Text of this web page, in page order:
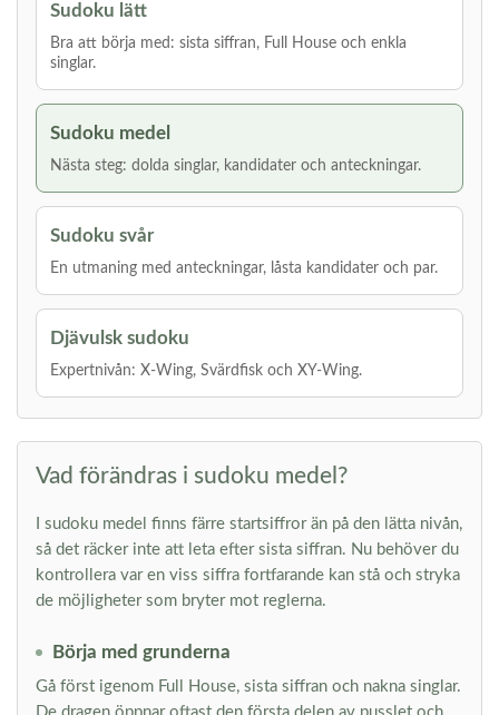
Sudoku lätt
Bra att börja med: sista siffran, Full House och enkla
singlar.
Sudoku medel
Nästa steg: dolda singlar, kandidater och anteckningar.
Sudoku svår
En utmaning med anteckningar, låsta kandidater och par.
Djävulsk sudoku
Expertnivån: X-Wing, Svärdfisk och XY-Wing.
Vad förändras i sudoku medel?
I sudoku medel finns färre startsiffror än på den lätta nivån,
så det räcker inte att leta efter sista siffran. Nu behöver du
kontrollera var en viss siffra fortfarande kan stå och stryka
de möjligheter som bryter mot reglerna.
Börja med grunderna
Gå först igenom Full House, sista siffran och nakna singlar.